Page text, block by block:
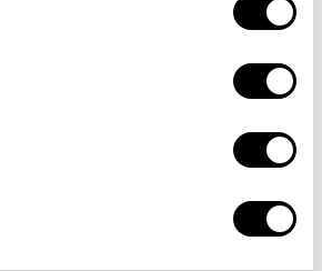
toekomst van de smartphone
(22 juli) is het weer tijd
viert haar feestje twee